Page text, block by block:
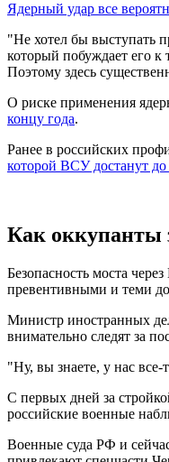
Ядерный удар все
"Не хотел бы выступать
который побуждает его
Поэтому здесь
О риске применения
концу года.
Ранее в российских
которой ВСУ достанут
Как оккупанты
Безопасность моста
превентивными и теми
Министр иностранных
внимательно следят за
"Ну, вы знаете, у нас все-
С первых дней за
российские военные
Военные суда РФ и